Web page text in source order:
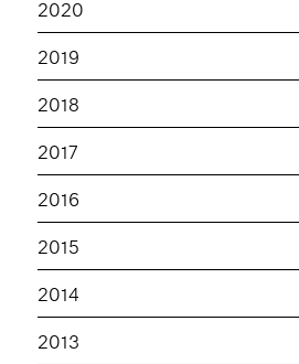
2020
2019
2018
2017
2016
2015
2014
2013